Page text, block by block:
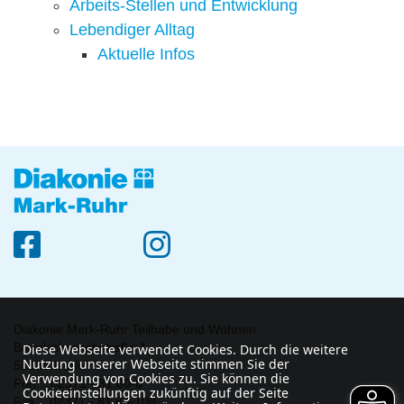
Arbeits-Stellen und Entwicklung
Lebendiger Alltag
Aktuelle Infos
Bodelschwinghstraße 1
58638 Iserlohn
Fon 02371 - 81 80-0
Diese Webseite verwendet Cookies. Durch die weitere
Nutzung unserer Webseite stimmen Sie der
Verwendung von Cookies zu. Sie können die
Cookieeinstellungen zukünftig auf der Seite